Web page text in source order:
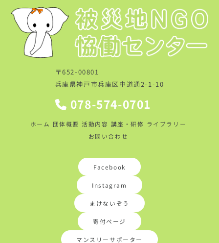
〒652-00801
兵庫県神戸市兵庫区中道通2-1-10
078-574-0701
ホーム 団体概要 活動内容 講座・研修 ライブラリー
お問い合わせ
Facebook
Instagram
まけないぞう
寄付ページ
マンスリーサポーター